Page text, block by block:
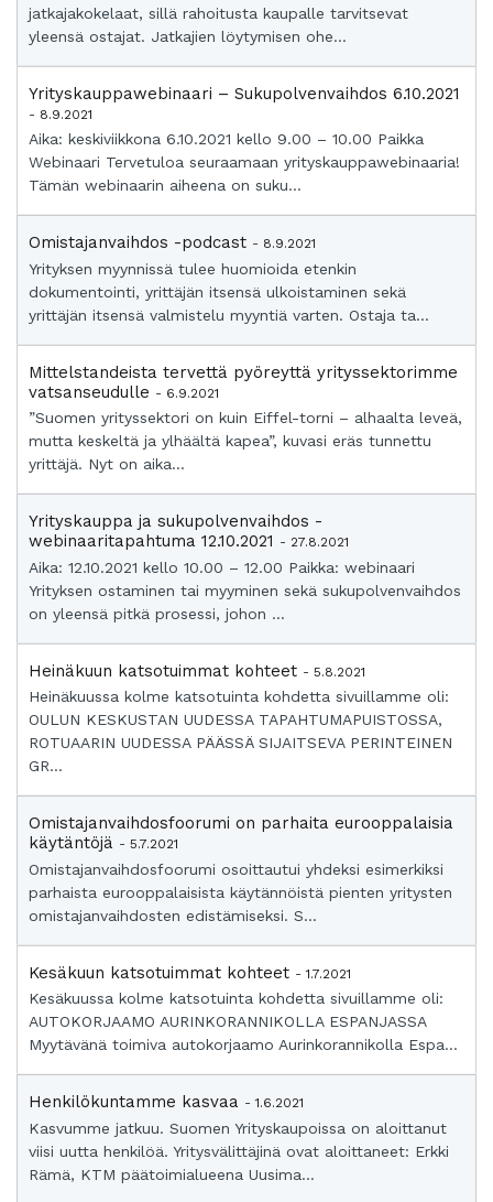
jatkajakokelaat, sillä rahoitusta kaupalle tarvitsevat
yleensä ostajat. Jatkajien löytymisen ohe...
Yrityskauppawebinaari – Sukupolvenvaihdos 6.10.2021
- 8.9.2021
Aika: keskiviikkona 6.10.2021 kello 9.00 – 10.00 Paikka
Webinaari Tervetuloa seuraamaan yrityskauppawebinaaria!
Tämän webinaarin aiheena on suku...
Omistajanvaihdos -podcast - 8.9.2021
Yrityksen myynnissä tulee huomioida etenkin
dokumentointi, yrittäjän itsensä ulkoistaminen sekä
yrittäjän itsensä valmistelu myyntiä varten. Ostaja ta...
Mittelstandeista tervettä pyöreyttä yrityssektorimme
vatsanseudulle - 6.9.2021
”Suomen yrityssektori on kuin Eiffel-torni – alhaalta leveä,
mutta keskeltä ja ylhäältä kapea”, kuvasi eräs tunnettu
yrittäjä. Nyt on aika...
Yrityskauppa ja sukupolvenvaihdos -
webinaaritapahtuma 12.10.2021 - 27.8.2021
Aika: 12.10.2021 kello 10.00 – 12.00 Paikka: webinaari
Yrityksen ostaminen tai myyminen sekä sukupolvenvaihdos
on yleensä pitkä prosessi, johon ...
Heinäkuun katsotuimmat kohteet - 5.8.2021
Heinäkuussa kolme katsotuinta kohdetta sivuillamme oli:
OULUN KESKUSTAN UUDESSA TAPAHTUMAPUISTOSSA,
ROTUAARIN UUDESSA PÄÄSSÄ SIJAITSEVA PERINTEINEN
GR...
Omistajanvaihdosfoorumi on parhaita eurooppalaisia
käytäntöjä - 5.7.2021
Omistajanvaihdosfoorumi osoittautui yhdeksi esimerkiksi
parhaista eurooppalaisista käytännöistä pienten yritysten
omistajanvaihdosten edistämiseksi. S...
Kesäkuun katsotuimmat kohteet - 1.7.2021
Kesäkuussa kolme katsotuinta kohdetta sivuillamme oli:
AUTOKORJAAMO AURINKORANNIKOLLA ESPANJASSA
Myytävänä toimiva autokorjaamo Aurinkorannikolla Espa...
Henkilökuntamme kasvaa - 1.6.2021
Kasvumme jatkuu. Suomen Yrityskaupoissa on aloittanut
viisi uutta henkilöä. Yritysvälittäjinä ovat aloittaneet: Erkki
Rämä, KTM päätoimialueena Uusima...